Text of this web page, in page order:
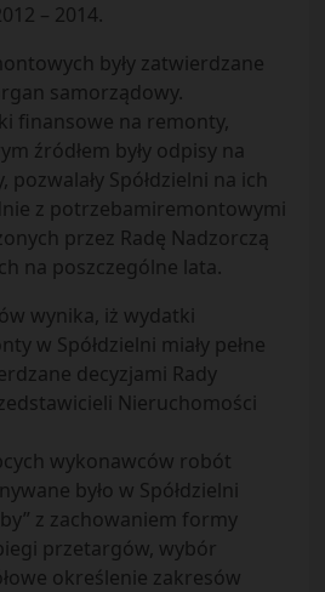
– 2014.
były zatwierdzane
samorządowy.
finansowe na remonty,
źródłem były odpisy na
Spółdzielni na ich
z potrzebamiremontowymi
przez Radę Nadzorczą
na poszczególne lata.
wynika, iż wydatki
w Spółdzielni miały pełne
decyzjami Rady
Nieruchomości
wykonawców robót
było w Spółdzielni
z zachowaniem formy
przetargów, wybór
określenie zakresów